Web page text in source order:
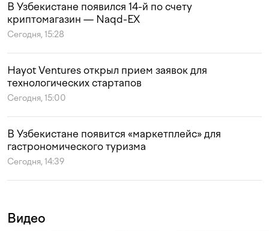
В Узбекистане появился 14-й по счету
криптомагазин — Naqd-EX
Сегодня, 15:28
Hayot Ventures открыл прием заявок для
технологических стартапов
Сегодня, 15:00
В Узбекистане появится «маркетплейс» для
гастрономического туризма
Сегодня, 14:39
Видео